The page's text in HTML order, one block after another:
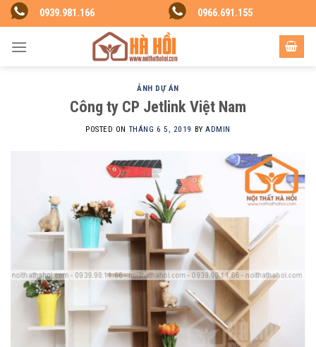
Skip
to
content
0939.981.166 0966.691.155
ẢNH DỰ ÁN
Công ty CP Jetlink Việt Nam
POSTED ON THÁNG 6 5, 2019 BYADMIN